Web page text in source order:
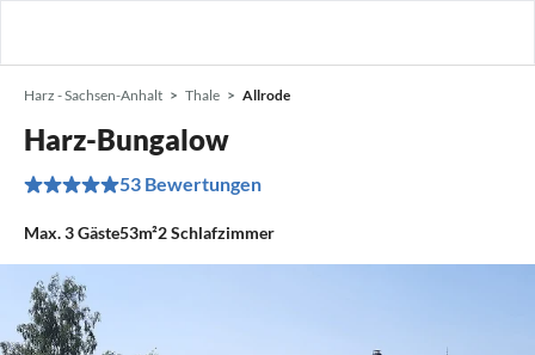
Harz - Sachsen-Anhalt Thale Allrode
Harz-Bungalow
53 Bewertungen
Max.3Gäste53m²2Schlafzimmer